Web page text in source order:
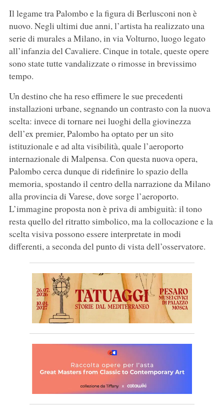
Il legame tra Palombo e la figura di Berlusconi non è
nuovo. Negli ultimi due anni, l’artista ha realizzato una
serie di murales a Milano, in via Volturno, luogo legato
all’infanzia del Cavaliere. Cinque in totale, queste opere
sono state tutte vandalizzate o rimosse in brevissimo
tempo.
Un destino che ha reso effimere le sue precedenti
installazioni urbane, segnando un contrasto con la nuova
scelta: invece di tornare nei luoghi della giovinezza
dell’ex premier, Palombo ha optato per un sito
istituzionale e ad alta visibilità, quale l’aeroporto
internazionale di Malpensa. Con questa nuova opera,
Palombo cerca dunque di ridefinire lo spazio della
memoria, spostando il centro della narrazione da Milano
alla provincia di Varese, dove sorge l’aeroporto.
L’immagine proposta non è priva di ambiguità: il tono
resta quello del ritratto simbolico, ma la collocazione e la
scelta visiva possono essere interpretate in modi
differenti, a seconda del punto di vista dell’osservatore.